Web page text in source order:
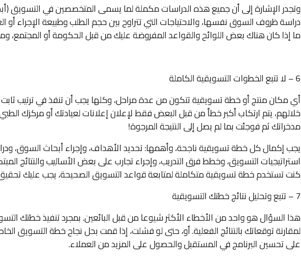
وتجدر الإشارة إلى أن جميع هذه الدراسات مكملة لما يسمى المتخصصين في التسويق
دراسة ظروف السوق نفسها، والاحتياجات التي تتراوح بين حجم الطلب وطبيعة الإجراء أو
ما إذا كان هناك بعض اللوائح والقواعد المفروضة عليك من قبل الحكومة أو المجتمع،
6 – لا تتبع الخطوات التسويقية الكاملة
أي مكان منتج أو خطة تسويقية تتكون من عدة مراحل، وكلها يجب أن تنفذ في ترتيب ثابت
خلالهم، يتم ارتكاب أكبر خطأ من قبل البعض فقط لإعلان إعلانات لعيادتك أو مركزك
مدخراتك ثم فوجئت بما لم يصل إلى النتيجة المرجوة!
يجب إكمال كل خطة تسويقية ناجحة، وأهمها: تحديد الأهداف، وإجراء أبحاث السوق،
استراتيجيات التسويق، وخطط فرق التدريب، وإجراء تجارب على بعض الأساليب والنتائج
كنت تستخدم خطة تسويقية متكاملة لمتابعة قواعد التسويق الصحيحة، يجب عليك تحقيق
7 – تتبع وتحليل نتائج خطتك التسويقية
هذا السؤال هو واحد من الأخطاء الأكثر شيوعا من قبل البائعين. بمجرد تنفيذ خطتك
لمقارنة توقعاتك بالنتائج الفعلية. أو، حتى لو فشلت، إذا قمت بحل نجاح خطة التسويق
على تحسين البرنامج في المستقبل والحصول على المزيد من العملاء.